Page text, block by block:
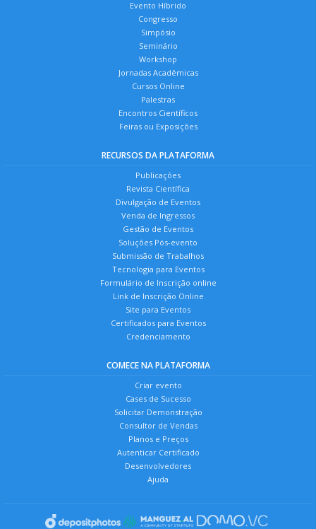
Evento Híbrido
Congresso
Simpósio
Seminário
Workshop
Jornadas Acadêmicas
Cursos Online
Palestras
Encontros Científicos
Feiras ou Exposições
RECURSOS DA PLATAFORMA
Publicações
Revista Científica
Divulgação de Eventos
Venda de Ingressos
Gestão de Eventos
Soluções Pós-evento
Submissão de Trabalhos
Tecnologia para Eventos
Formulário de Inscrição online
Link de Inscrição Online
Site para Eventos
Certificados para Eventos
Credenciamento
COMECE NA PLATAFORMA
Criar evento
Cases de Sucesso
Solicitar Demonstração
Consultor de Vendas
Planos e Preços
Autenticar Certificado
Desenvolvedores
Ajuda